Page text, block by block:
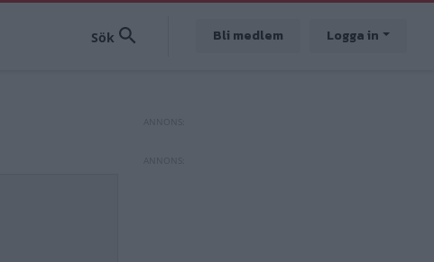
Bli medlem Logga in